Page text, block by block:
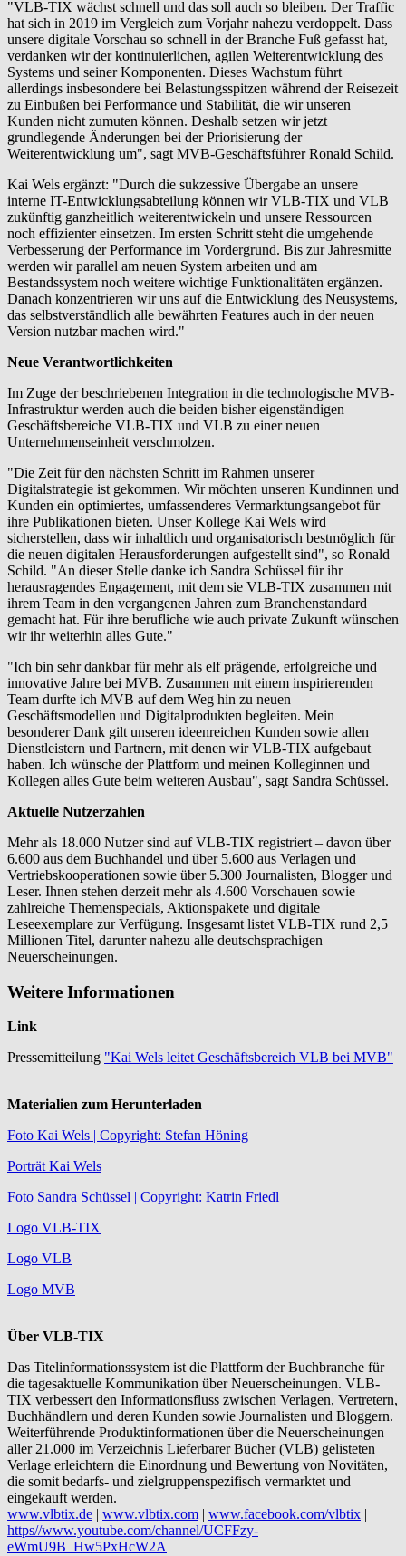
"VLB-TIX wächst schnell und das soll auch so bleiben. Der Traffic
hat sich in 2019 im Vergleich zum Vorjahr nahezu verdoppelt. Dass
unsere digitale Vorschau so schnell in der Branche Fuß gefasst hat,
verdanken wir der kontinuierlichen, agilen Weiterentwicklung des
Systems und seiner Komponenten. Dieses Wachstum führt
allerdings insbesondere bei Belastungsspitzen während der Reisezeit
zu Einbußen bei Performance und Stabilität, die wir unseren
Kunden nicht zumuten können. Deshalb setzen wir jetzt
grundlegende Änderungen bei der Priorisierung der
Weiterentwicklung um", sagt MVB-Geschäftsführer Ronald Schild.
Kai Wels ergänzt: "Durch die sukzessive Übergabe an unsere
interne IT-Entwicklungsabteilung können wir VLB-TIX und VLB
zukünftig ganzheitlich weiterentwickeln und unsere Ressourcen
noch effizienter einsetzen. Im ersten Schritt steht die umgehende
Verbesserung der Performance im Vordergrund. Bis zur Jahresmitte
werden wir parallel am neuen System arbeiten und am
Bestandssystem noch weitere wichtige Funktionalitäten ergänzen.
Danach konzentrieren wir uns auf die Entwicklung des Neusystems,
das selbstverständlich alle bewährten Features auch in der neuen
Version nutzbar machen wird."
Neue Verantwortlichkeiten
Im Zuge der beschriebenen Integration in die technologische MVB-
Infrastruktur werden auch die beiden bisher eigenständigen
Geschäftsbereiche VLB-TIX und VLB zu einer neuen
Unternehmenseinheit verschmolzen.
"Die Zeit für den nächsten Schritt im Rahmen unserer
Digitalstrategie ist gekommen. Wir möchten unseren Kundinnen und
Kunden ein optimiertes, umfassenderes Vermarktungsangebot für
ihre Publikationen bieten. Unser Kollege Kai Wels wird
sicherstellen, dass wir inhaltlich und organisatorisch bestmöglich für
die neuen digitalen Herausforderungen aufgestellt sind", so Ronald
Schild. "An dieser Stelle danke ich Sandra Schüssel für ihr
herausragendes Engagement, mit dem sie VLB-TIX zusammen mit
ihrem Team in den vergangenen Jahren zum Branchenstandard
gemacht hat. Für ihre berufliche wie auch private Zukunft wünschen
wir ihr weiterhin alles Gute."
"Ich bin sehr dankbar für mehr als elf prägende, erfolgreiche und
innovative Jahre bei MVB. Zusammen mit einem inspirierenden
Team durfte ich MVB auf dem Weg hin zu neuen
Geschäftsmodellen und Digitalprodukten begleiten. Mein
besonderer Dank gilt unseren ideenreichen Kunden sowie allen
Dienstleistern und Partnern, mit denen wir VLB-TIX aufgebaut
haben. Ich wünsche der Plattform und meinen Kolleginnen und
Kollegen alles Gute beim weiteren Ausbau", sagt Sandra Schüssel.
Aktuelle Nutzerzahlen
Mehr als 18.000 Nutzer sind auf VLB-TIX registriert – davon über
6.600 aus dem Buchhandel und über 5.600 aus Verlagen und
Vertriebskooperationen sowie über 5.300 Journalisten, Blogger und
Leser. Ihnen stehen derzeit mehr als 4.600 Vorschauen sowie
zahlreiche Themenspecials, Aktionspakete und digitale
Leseexemplare zur Verfügung. Insgesamt listet VLB-TIX rund 2,5
Millionen Titel, darunter nahezu alle deutschsprachigen
Neuerscheinungen.
Weitere Informationen
Link
Pressemitteilung "Kai Wels leitet Geschäftsbereich VLB bei MVB"
Materialien zum Herunterladen
Foto Kai Wels | Copyright: Stefan Höning
Porträt Kai Wels
Foto Sandra Schüssel | Copyright: Katrin Friedl
Logo VLB-TIX
Logo VLB
Logo MVB
Über VLB-TIX
Das Titelinformationssystem ist die Plattform der Buchbranche für
die tagesaktuelle Kommunikation über Neuerscheinungen. VLB-
TIX verbessert den Informationsfluss zwischen Verlagen, Vertretern,
Buchhändlern und deren Kunden sowie Journalisten und Bloggern.
Weiterführende Produktinformationen über die Neuerscheinungen
aller 21.000 im Verzeichnis Lieferbarer Bücher (VLB) gelisteten
Verlage erleichtern die Einordnung und Bewertung von Novitäten,
die somit bedarfs- und zielgruppenspezifisch vermarktet und
eingekauft werden.
www.vlbtix.de | www.vlbtix.com | www.facebook.com/vlbtix |
https//www.youtube.com/channel/UCFFzy-
eWmU9B_Hw5PxHcW2A